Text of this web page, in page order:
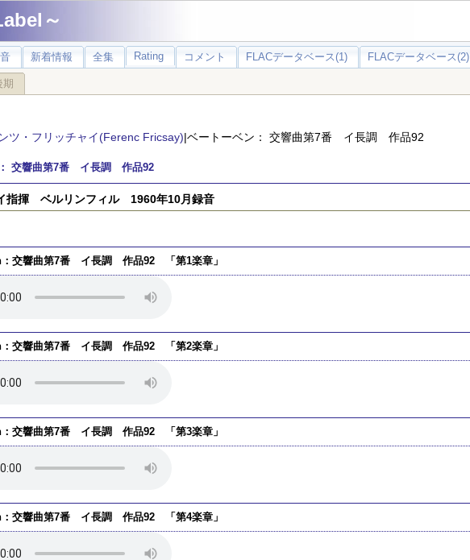
～
新着情報 全集 Rating コメント FLACデータベース(1) FLACデータベース(2)
期
ツ・フリッチャイ(Ferenc Fricsay)|ベートーベン： 交響曲第7番 イ長調 作品92
交響曲第7番 イ長調 作品92
指揮 ベルリンフィル 1960年10月録音
：交響曲第7番 イ長調 作品92 「第1楽章」
：交響曲第7番 イ長調 作品92 「第2楽章」
：交響曲第7番 イ長調 作品92 「第3楽章」
：交響曲第7番 イ長調 作品92 「第4楽章」